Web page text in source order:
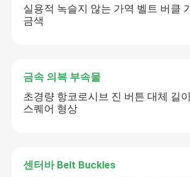
실용적 녹슬지 않는 가역 벨트 버클
금색
금속 의복 부속물
초경량 항코로시브 진 버튼 대체 길
스퀘어 형상
센터바 Belt Buckles